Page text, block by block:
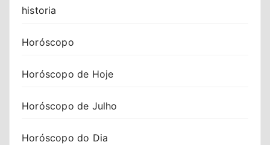
historia
Horóscopo
Horóscopo de Hoje
Horóscopo de Julho
Horóscopo do Dia